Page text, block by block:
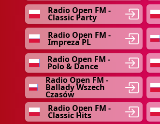
Radio Open FM -
Classic Party
Radio Open FM -
Impreza PL
Radio Open FM -
Polo & Dance
Radio Open FM -
Ballady Wszech
Czasów
Radio Open FM -
Classic Hits